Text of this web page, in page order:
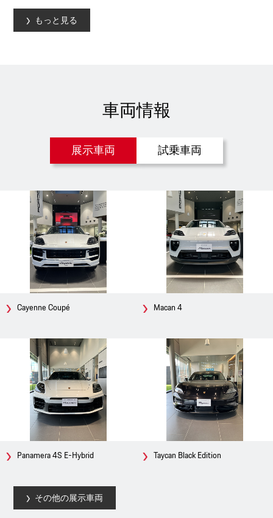
もっと見る
車両情報
展示車両 試乗車両
Cayenne Coupé Macan 4
Panamera 4S E-Hybrid Taycan Black Edition
その他の展示車両